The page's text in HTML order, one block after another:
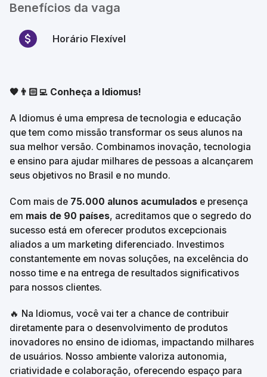
Benefícios da vaga
Horário Flexível
🧡👨🏻‍💻 Conheça a Idiomus!
A Idiomus é uma empresa de tecnologia e educação
que tem como missão transformar os seus alunos na
sua melhor versão. Combinamos inovação, tecnologia
e ensino para ajudar milhares de pessoas a alcançarem
seus objetivos no Brasil e no mundo.
Com mais de 75.000 alunos acumulados e presença
em mais de 90 países, acreditamos que o segredo do
sucesso está em oferecer produtos excepcionais
aliados a um marketing diferenciado. Investimos
constantemente em novas soluções, na excelência do
nosso time e na entrega de resultados significativos
para nossos clientes.
🔥 Na Idiomus, você vai ter a chance de contribuir
diretamente para o desenvolvimento de produtos
inovadores no ensino de idiomas, impactando milhares
de usuários. Nosso ambiente valoriza autonomia,
criatividade e colaboração, oferecendo espaço para